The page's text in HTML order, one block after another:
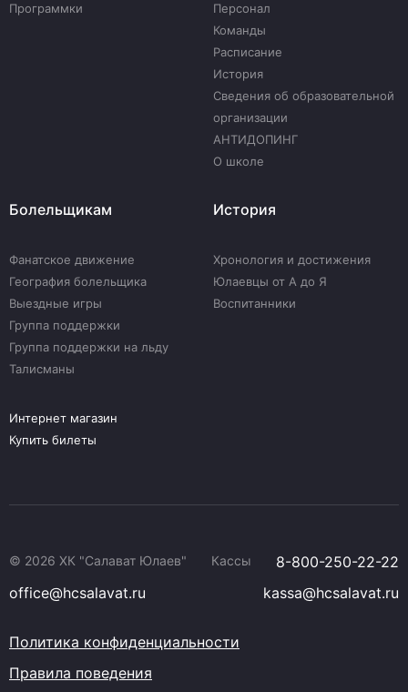
Программки
Персонал
Команды
Расписание
История
Сведения об образовательной
организации
АНТИДОПИНГ
О школе
Болельщикам
Фанатское движение
География болельщика
Выездные игры
Группа поддержки
Группа поддержки на льду
Талисманы
История
Хронология и достижения
Юлаевцы от А до Я
Воспитанники
Интернет магазин
Купить билеты
© 2026 ХК "Салават Юлаев" Кассы
8-800-250-22-22
office@hcsalavat.ru
kassa@hcsalavat.ru
Политика конфиденциальности
Правила поведения